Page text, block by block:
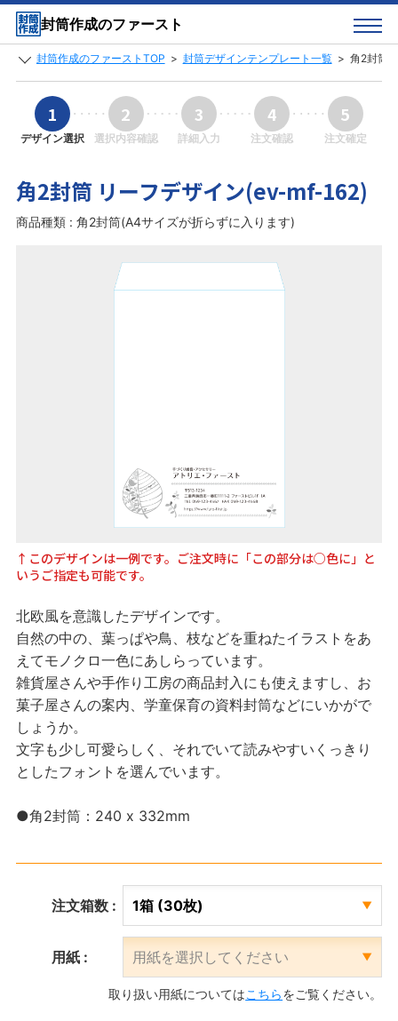
封筒作成のファースト
封筒作成のファーストTOP > 封筒デザインテンプレート一覧> 角2封筒
1
デザイン選択
2
選択内容確認
3
詳細入力
4
注文確認
5
注文確定
角2封筒 リーフデザイン(ev-mf-162)
商品種類 : 角2封筒(A4サイズが折らずに入ります)
↑このデザインは一例です。ご注文時に「この部分は○色に」と
いうご指定も可能です。
北欧風を意識したデザインです。
自然の中の、葉っぱや鳥、枝などを重ねたイラストをあ
えてモノクロ一色にあしらっています。
雑貨屋さんや手作り工房の商品封入にも使えますし、お
菓子屋さんの案内、学童保育の資料封筒などにいかがで
しょうか。
文字も少し可愛らしく、それでいて読みやすいくっきり
としたフォントを選んでいます。
●角2封筒：240 x 332mm
注文箱数 :
用紙 :
取り扱い用紙についてはこちらをご覧ください。